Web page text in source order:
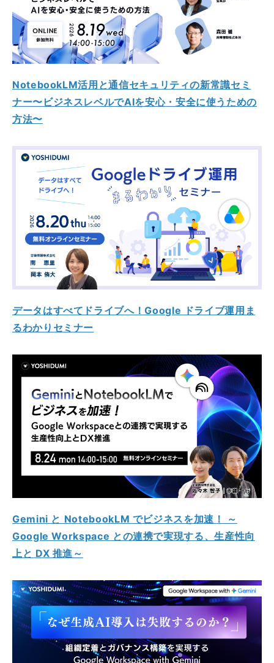
NotebookLM活用と通信セキュリティの新常識セミ
ナー〜ビジネスレベルでAIを安心・安全に使うための
方法〜
データはすべてドライブへ！Google ドライブ運用ま
るわかりセミナー
Gemini と NotebookLM でビジネスを加速！ ～
Google Workspace との連携で実現する、生産性向
上と DX 推進～